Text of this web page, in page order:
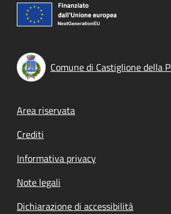
Comune di Castiglione della
Footer menu
Area riservata
Crediti
Informativa privacy
Note legali
Dichiarazione di accessibilità